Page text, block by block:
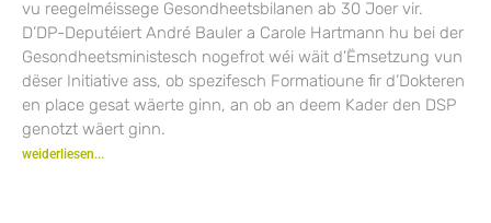
vu reegelméissege Gesondheetsbilanen ab 30 Joer vir.
D’DP-Deputéiert André Bauler a Carole Hartmann hu bei der
Gesondheetsministesch nogefrot wéi wäit d’Ëmsetzung vun
dëser Initiative ass, ob spezifesch Formatioune fir d’Dokteren
en place gesat wäerte ginn, an ob an deem Kader den DSP
genotzt wäert ginn.
weiderliesen...